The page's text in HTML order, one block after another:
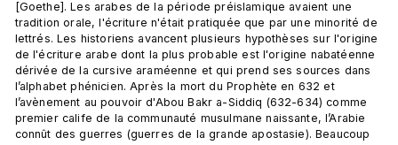
[Goethe]. Les arabes de la période préislamique avaient une
tradition orale, l'écriture n'était pratiquée que par une minorité de
lettrés. Les historiens avancent plusieurs hypothèses sur l'origine
de l'écriture arabe dont la plus probable est l'origine nabatéenne
dérivée de la cursive araméenne et qui prend ses sources dans
l’alphabet phénicien. Après la mort du Prophète en 632 et
l’avènement au pouvoir d'Abou Bakr a-Siddiq (632-634) comme
premier calife de la communauté musulmane naissante, l’Arabie
connût des guerres (guerres de la grande apostasie). Beaucoup